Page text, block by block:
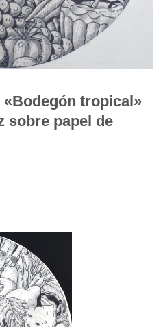
tropical»
sobre papel de